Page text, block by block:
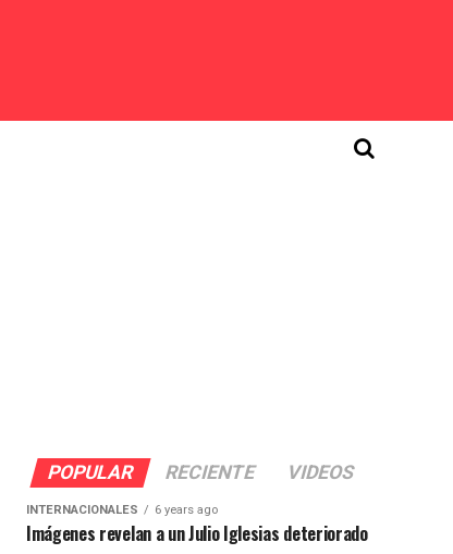
POPULAR RECIENTE VIDEOS
INTERNACIONALES 6 years ago
Imágenes revelan a un Julio Iglesias deteriorado